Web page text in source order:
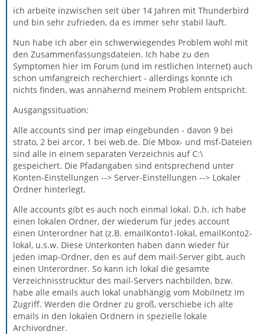
ich arbeite inzwischen seit über 14 Jahren mit Thunderbird
und bin sehr zufrieden, da es immer sehr stabil läuft.
Nun habe ich aber ein schwerwiegendes Problem wohl mit
den Zusammenfassungsdateien. Ich habe zu den
Symptomen hier im Forum (und im restlichen Internet) auch
schon umfangreich recherchiert - allerdings konnte ich
nichts finden, was annähernd meinem Problem entspricht.
Ausgangssituation:
Alle accounts sind per imap eingebunden - davon 9 bei
strato, 2 bei arcor, 1 bei web.de. Die Mbox- und msf-Dateien
sind alle in einem separaten Verzeichnis auf C:\
gespeichert. Die Pfadangaben sind entsprechend unter
Konten-Einstellungen --> Server-Einstellungen --> Lokaler
Ordner hinterlegt.
Alle accounts gibt es auch noch einmal lokal. D.h. ich habe
einen lokalen Ordner, der wiederum für jedes account
einen Unterordner hat (z.B. emailKonto1-lokal, emailKonto2-
lokal, u.s.w. Diese Unterkonten haben dann wieder für
jeden imap-Ordner, den es auf dem mail-Server gibt, auch
einen Unterordner. So kann ich lokal die gesamte
Verzeichnisstrucktur des mail-Servers nachbilden, bzw.
habe alle emails auch lokal unabhängig vom Mobilnetz im
Zugriff. Werden die Ordner zu groß, verschiebe ich alte
emails in den lokalen Ordnern in spezielle lokale
Archivordner.